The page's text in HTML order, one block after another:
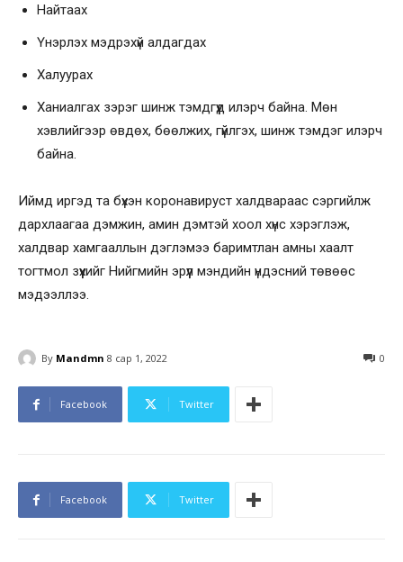
Найтаах
Үнэрлэх мэдрэхүй алдагдах
Халуурах
Ханиалгах зэрэг шинж тэмдгүүд илэрч байна. Мөн
хэвлийгээр өвдөх, бөөлжих, гүйлгэх, шинж тэмдэг илэрч
байна.
Иймд иргэд та бүхэн коронавируст халдвараас сэргийлж
дархлаагаа дэмжин, амин дэмтэй хоол хүнс хэрэглэж,
халдвар хамгааллын дэглэмээ баримтлан амны хаалт
тогтмол зүүхийг Нийгмийн эрүүл мэндийн үндэсний төвөөс
мэдээллээ.
By Mandmn 8 сар 1, 2022 0
Facebook Twitter
Facebook Twitter